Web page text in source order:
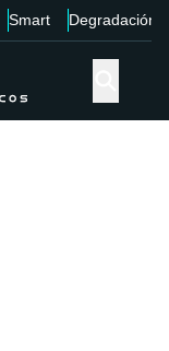
Smart Degradación